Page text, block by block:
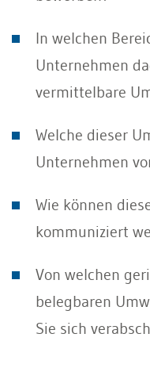
In welchen
Unternehmen
vermittelbare
Welche dieser
Unternehmen
Wie können
kommuniziert
Von welchen
belegbaren
Sie sich